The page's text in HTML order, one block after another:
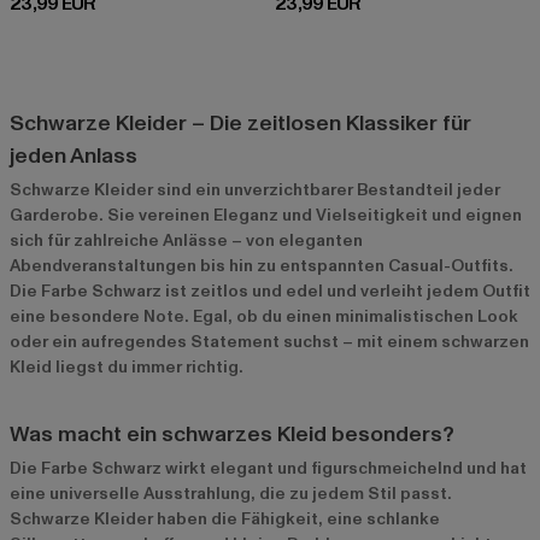
Schwarze Kleider – Die zeitlosen Klassiker für
jeden Anlass
Schwarze Kleider sind ein unverzichtbarer Bestandteil jeder
Garderobe. Sie vereinen Eleganz und Vielseitigkeit und eignen
sich für zahlreiche Anlässe – von eleganten
Abendveranstaltungen bis hin zu entspannten Casual-Outfits.
Die Farbe Schwarz ist zeitlos und edel und verleiht jedem Outfit
eine besondere Note. Egal, ob du einen minimalistischen Look
oder ein aufregendes Statement suchst – mit einem schwarzen
Kleid liegst du immer richtig.
Was macht ein schwarzes Kleid besonders?
Die Farbe Schwarz wirkt elegant und figurschmeichelnd und hat
eine universelle Ausstrahlung, die zu jedem Stil passt.
Schwarze Kleider haben die Fähigkeit, eine schlanke